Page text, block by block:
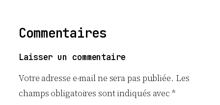
Commentaires
Laisser un commentaire
Votre adresse e-mail ne sera pas publiée. Les
champs obligatoires sont indiqués avec*